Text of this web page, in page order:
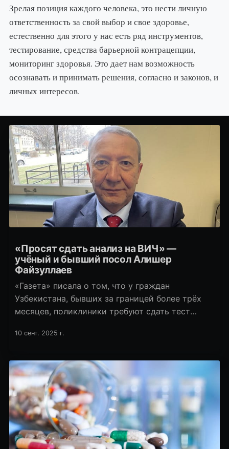
Зрелая позиция каждого человека, это нести личную
ответственность за свой выбор и свое здоровье,
естественно для этого у нас есть ряд инструментов,
тестирование, средства барьерной контрацепции,
мониторинг здоровья. Это дает нам возможность
осознавать и принимать решения, согласно и законов, и
личных интересов.
«Просят сдать анализ на ВИЧ» —
учёный и бывший посол Алишер
Файзуллаев
«Газета» писала о том, что у граждан
Узбекистана, бывших за границей более трёх
месяцев, поликлиники требуют сдать тест
посол в ряде стран Европы, бывший замглавы
Файзуллаев.
10 сент. 2025 г.